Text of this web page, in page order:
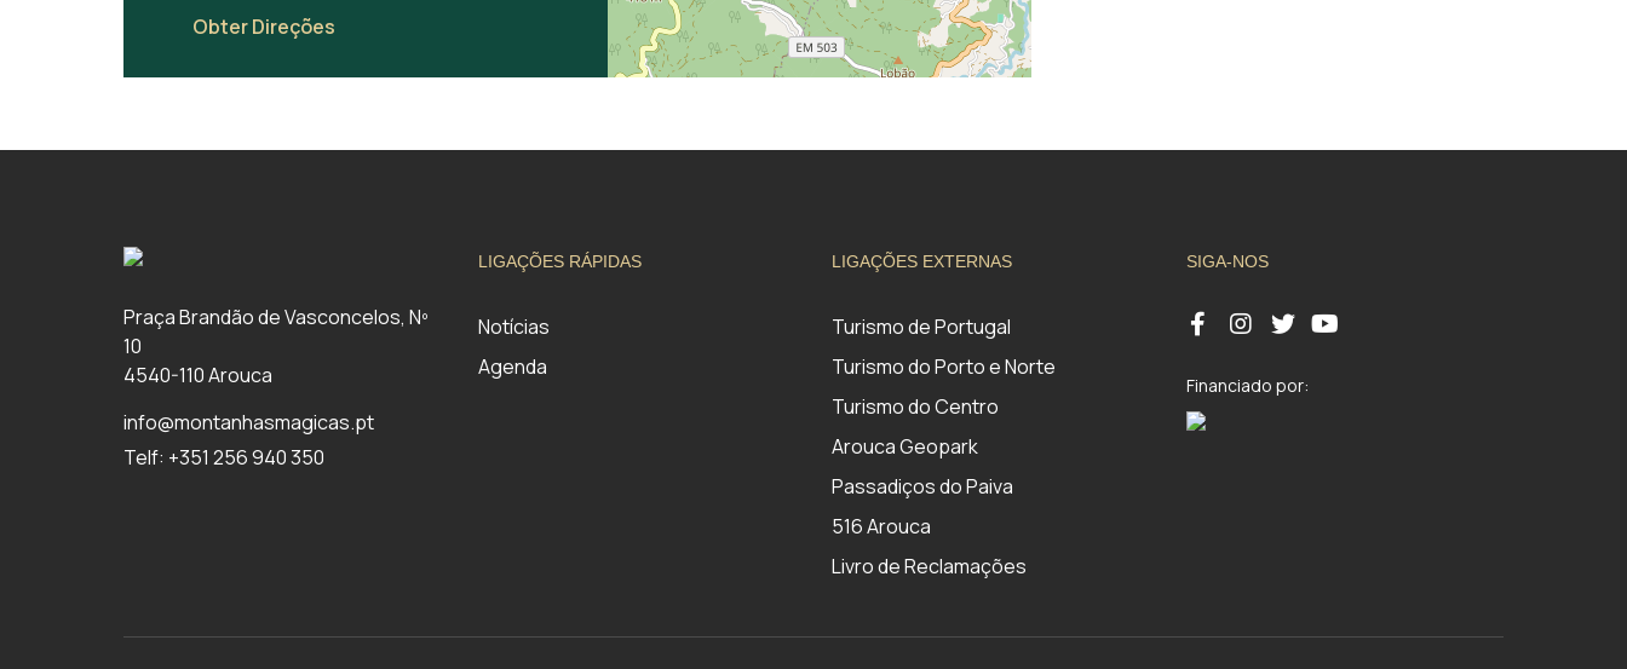
Obter Direções
Praça Brandão de Vasconcelos, Nº
10
4540-110 Arouca
info@montanhasmagicas.pt
Telf: +351 256 940 350
LIGAÇÕES RÁPIDAS
Notícias
Agenda
LIGAÇÕES EXTERNAS
Turismo de Portugal
Turismo do Porto e Norte
Turismo do Centro
Arouca Geopark
Passadiços do Paiva
516 Arouca
Livro de Reclamações
SIGA-NOS
Financiado por: